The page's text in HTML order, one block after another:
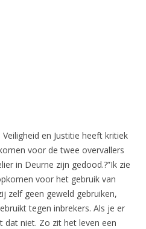
en Justitie heeft kritiek
voor de twee overvallers
in Deurne zijn gedood.?”Ik zie
voor het gebruik van
zelf geen geweld gebruiken,
tegen inbrekers. Als je er
dat niet. Zo zit het leven een